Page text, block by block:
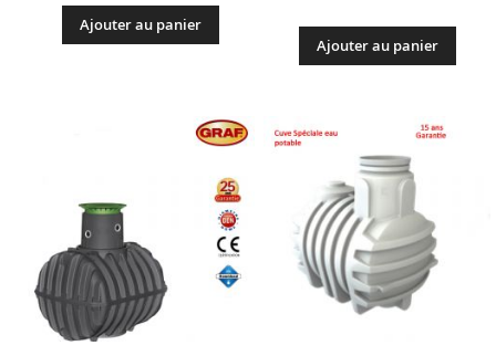
Ajouter au panier
Ajouter au panier